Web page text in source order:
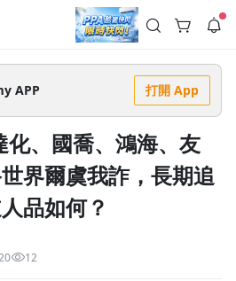
取 上千元優惠券！
公告
冷氣房升級｜期間快閃活動
暑來襲．偷偷在冷氣房升級 📈⭐️ 【冷氣房
筆滿 NT$2,500 現折 NT$300◾活動期間：
一週）-📣 酷暑季好康 \ 再加碼 /→ 點數回饋
程 or 訂閱✅ 消費即享回饋 1% 點數✅ 滿
🎁 此為 PPA 官方帳號 Line@ 專屬活動，加
專屬活動」及「個人化推播」！
查看全部
APP 打開 App
、國喬、鴻海、友
界爾虞我詐，長期追
品如何？
12
--:--
1.0x
返回播放器